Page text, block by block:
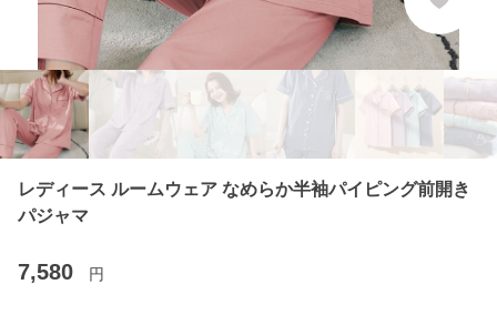
レディース ルームウェア なめらか半袖パイピング前開き
パジャマ
7,580 円